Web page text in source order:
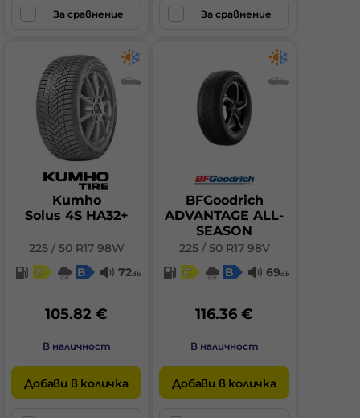
За сравнение За сравнение
Kumho
Solus 4S HA32+
225 / 50 R17 98W
C
B 72db
105.82 €
В наличност
Добави в количка
BFGoodrich
ADVANTAGE ALL-
SEASON
225 / 50 R17 98V
C
B 69db
116.36 €
В наличност
Добави в количка